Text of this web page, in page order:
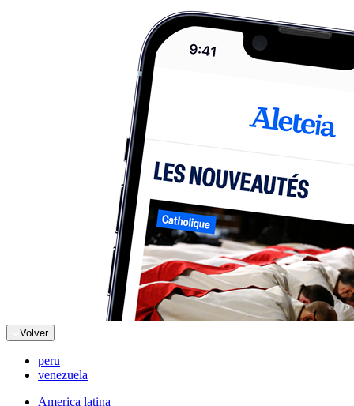
Volver
peru
venezuela
America latina